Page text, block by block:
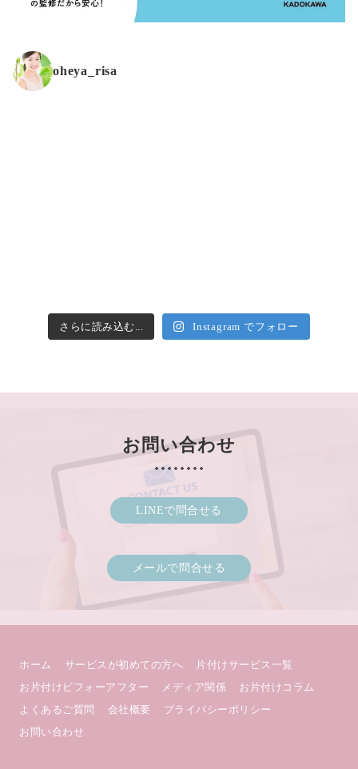
oheya_risa
さらに読み込む... Instagram でフォロー
お問い合わせ
LINEで問合せる
メールで問合せる
ホーム サービスが初めての方へ
片付けサービス一覧
お片付けビフォーアフター
メディア関係
お片付けコラム
よくあるご質問
会社概要
プライバシーポリシー
お問い合わせ